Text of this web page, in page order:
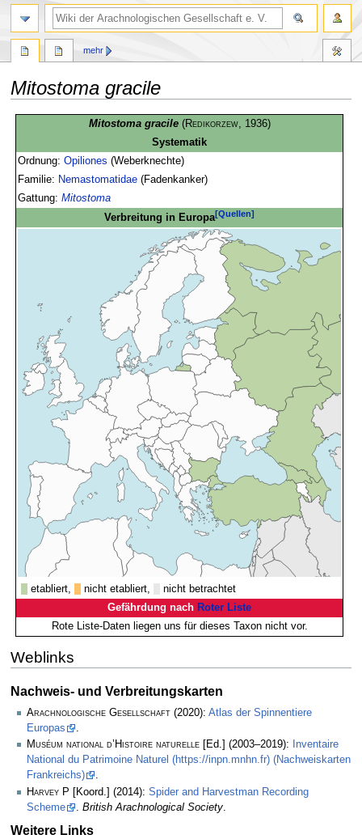
Mitostoma gracile
springen
springen
Mitostoma gracile (Redikorzew, 1936)
Systematik
Ordnung:Opiliones (Weberknechte)
Familie: Nemastomatidae (Fadenkanker)
Gattung:Mitostoma
Verbreitung in Europa[Quellen]
etabliert, nicht etabliert,
nicht betrachtet
Gefährdung nach Roter Liste
Rote Liste-Daten liegen uns für dieses Taxon nicht vor.
Weblinks
Nachweis- und Verbreitungskarten
Arachnologische Gesellschaft (2020): Atlas der Spinnentiere
Europas
.
Muséum national d’Histoire naturelle [Ed.] (2003–2019):
Inventaire
National du Patrimoine Naturel (https://inpn.mnhn.fr) (Nachweiskarten
Frankreichs)
.
Harvey P [Koord.] (2014): Spider and Harvestman Recording
Scheme
British Arachnological Society
Weitere Links
mehr